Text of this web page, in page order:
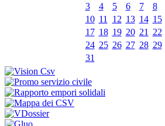
3
4 5 6 7 8
10 11 12 13 14 15
17 18 19 20 21 22
24 25 26 27 28 29
31